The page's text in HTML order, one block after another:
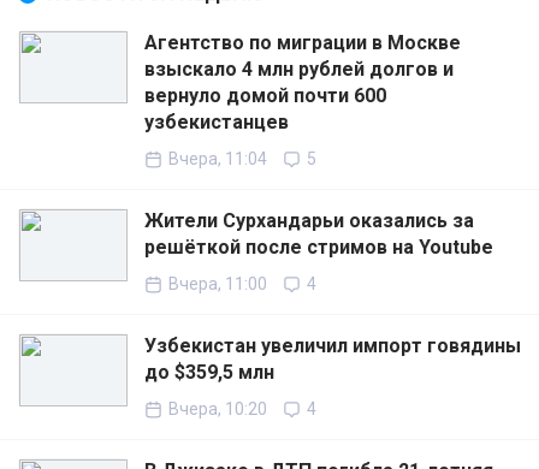
Агентство по миграции в Москве
взыскало 4 млн рублей долгов и
вернуло домой почти 600
узбекистанцев
Вчера, 11:04 5
Жители Сурхандарьи оказались за
решёткой после стримов на Youtube
Вчера, 11:00 4
Узбекистан увеличил импорт говядины
до $359,5 млн
Вчера, 10:20 4